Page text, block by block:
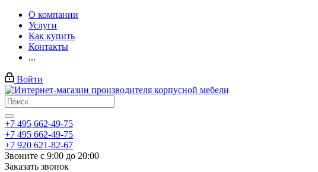
О компании
Услуги
Как купить
Контакты
...
Войти
+7 495 662-49-75
+7 495 662-49-75
+7 920 621-82-67
Звоните с 9:00 до 20:00
Заказать звонок